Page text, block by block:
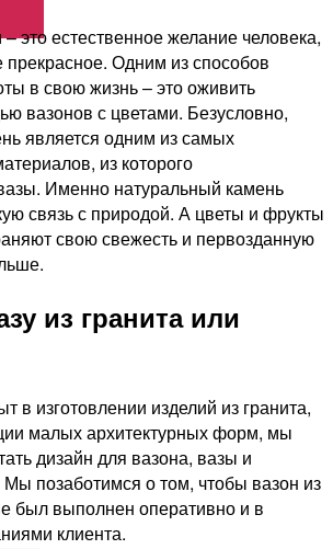
это естественное желание человека,
прекрасное. Одним из способов
в свою жизнь – это оживить
вазонов с цветами. Безусловно,
является одним из самых
из которого
Именно натуральный камень
связь с природой. А цветы и фрукты
свою свежесть и первозданную
из гранита или
в изготовлении изделий из гранита,
малых архитектурных форм, мы
дизайн для вазона, вазы и
Мы позаботимся о том, чтобы вазон из
был выполнен оперативно и в
клиента.